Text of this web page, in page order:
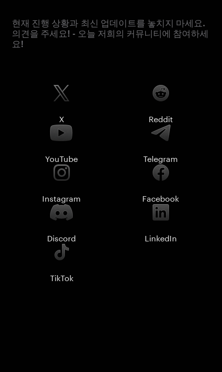
현재 진행 상황과 최신 업데이트를 놓치지 마세요.
의견을 주세요! - 오늘 저희의 커뮤니티에 참여하세
요!
X Reddit
YouTube Telegram
Instagram Facebook
Discord LinkedIn
TikTok